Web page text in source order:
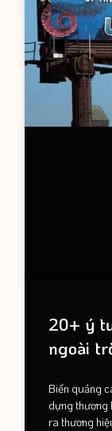
20+ ý
ngoài
Biển quảng
dựng thương
ra thương